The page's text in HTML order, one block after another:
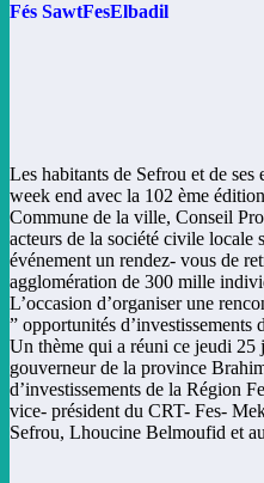
Fés SawtFesElbadil
Les habitants de Sefrou et de
week end avec la 102 ème
Commune de la ville, Conseil
acteurs de la société civile locale
événement un rendez- vous de
agglomération de 300 mille
L’occasion d’organiser une
opportunités d’investissements
Un thème qui a réuni ce jeudi 25
gouverneur de la province
d’investissements de la Région
vice- président du CRT- Fes-
Sefrou, Lhoucine Belmoufid et